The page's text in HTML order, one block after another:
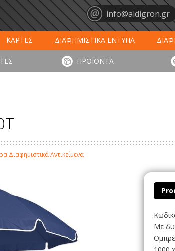
info@aldigron.gr
ΚΑΡΤΕΣ ΔΙΑΦΗΜΙΣΤΙΚΑ ΕΝΤΥΠΑ
ΞΕΝΟΔΟΧΕΙΑ - ΕΣΤΙΑΣΗ
ΠΡΟΪΟΝΤΑ
Διαφημιστικά Αντικείμενα
Με